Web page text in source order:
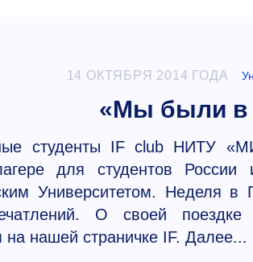
14 ОКТЯБРЯ 2014 ГОДА
«Мы были в
студенты IF club НИТУ
для студентов
Университетом. Неделя
О своей поездке
нашей страничке IF. Далее...